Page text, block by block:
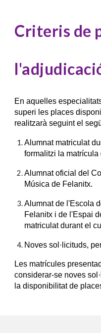
Criteris de
En aquelles
superi les places
realitzarà seguint el
Alumnat matriculat
formalitzi la
Alumnat oficial del
Música de Felanitx.
Alumnat de l'Escola
Felanitx i de l'Espai
matriculat durant el
Noves sol·licituds,
Les matrícules
considerar-se noves
la disponibilitat de